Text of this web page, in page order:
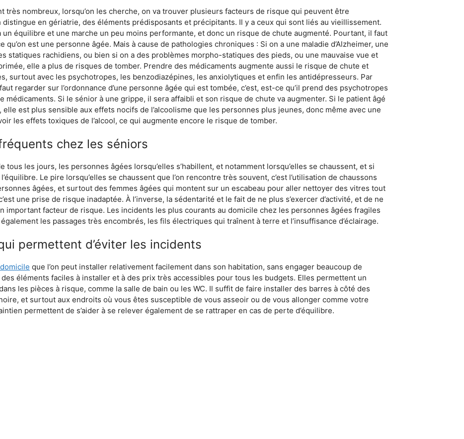
très nombreux, lorsqu’on les cherche, on va trouver plusieurs facteurs de risque qui peuvent être
en gériatrie, des éléments prédisposants et précipitants. Il y a ceux qui sont liés au vieillissement.
un équilibre et une marche un peu moins performante, et donc un risque de chute augmenté. Pourtant, il faut
qu’on est une personne âgée. Mais à cause de pathologies chroniques : Si on a une maladie d’Alzheimer, une
statiques rachidiens, ou bien si on a des problèmes morpho-statiques des pieds, ou une mauvaise vue et
elle a plus de risques de tomber. Prendre des médicaments augmente aussi le risque de chute et
surtout avec les psychotropes, les benzodiazépines, les anxiolytiques et enfin les antidépresseurs. Par
regarder sur l’ordonnance d’une personne âgée qui est tombée, c’est, est-ce qu’il prend des psychotropes
médicaments. Si le sénior à une grippe, il sera affaibli et son risque de chute va augmenter. Si le patient âgé
est plus sensible aux effets nocifs de l’alcoolisme que les personnes plus jeunes, donc même avec une
les effets toxiques de l’alcool, ce qui augmente encore le risque de tomber.
chez les séniors
tous les jours, les personnes âgées lorsqu’elles s’habillent, et notamment lorsqu’elles se chaussent, et si
Le pire lorsqu’elles se chaussent que l’on rencontre très souvent, c’est l’utilisation de chaussons
âgées, et surtout des femmes âgées qui montent sur un escabeau pour aller nettoyer des vitres tout
une prise de risque inadaptée. À l’inverse, la sédentarité et le fait de ne plus s’exercer d’activité, et de ne
important facteur de risque. Les incidents les plus courants au domicile chez les personnes âgées fragiles
les passages très encombrés, les fils électriques qui traînent à terre et l’insuffisance d’éclairage.
permettent d’éviter les incidents
que l’on peut installer relativement facilement dans son habitation, sans engager beaucoup de
éléments faciles à installer et à des prix très accessibles pour tous les budgets. Elles permettent un
les pièces à risque, comme la salle de bain ou les WC. Il suffit de faire installer des barres à côté des
et surtout aux endroits où vous êtes susceptible de vous asseoir ou de vous allonger comme votre
permettent de s’aider à se relever également de se rattraper en cas de perte d’équilibre.